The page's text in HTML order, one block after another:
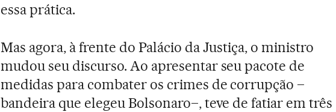
essa prática.
Mas agora, à frente do Palácio da Justiça, o ministro
mudou seu discurso. Ao apresentar seu pacote de
medidas para combater os crimes de corrupção –
bandeira que elegeu Bolsonaro–, teve de fatiar em três